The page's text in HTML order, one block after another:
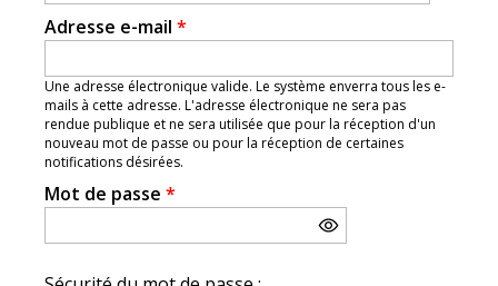
Adresse e-mail *
Une adresse électronique valide. Le système enverra tous les e-
mails à cette adresse. L'adresse électronique ne sera pas
rendue publique et ne sera utilisée que pour la réception d'un
nouveau mot de passe ou pour la réception de certaines
notifications désirées.
Mot de passe *